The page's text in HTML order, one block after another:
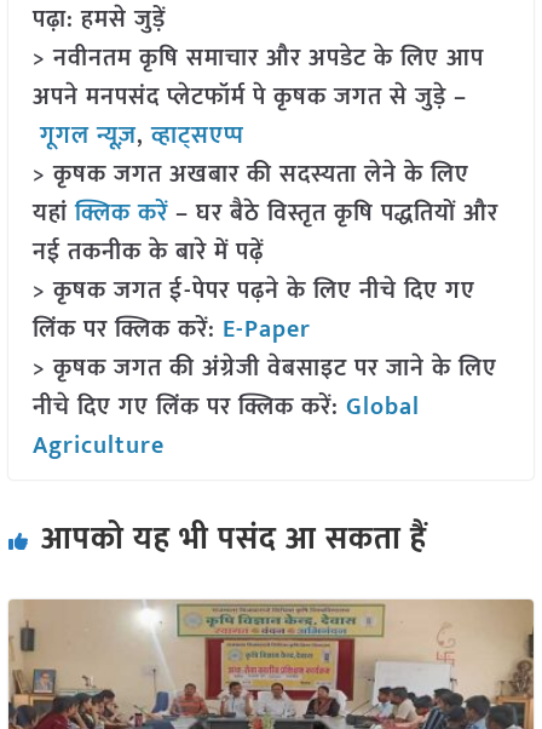
पढ़ा: हमसे जुड़ें
> नवीनतम कृषि समाचार और अपडेट के लिए आप
अपने मनपसंद प्लेटफॉर्म पे कृषक जगत से जुड़े –
गूगल न्यूज़,व्हाट्सएप्प
> कृषक जगत अखबार की सदस्यता लेने के लिए
यहांक्लिक करें– घर बैठे विस्तृत कृषि पद्धतियों और
नई तकनीक के बारे में पढ़ें
> कृषक जगत ई-पेपर पढ़ने के लिए नीचे दिए गए
लिंक पर क्लिक करें: E-Paper
> कृषक जगत की अंग्रेजी वेबसाइट पर जाने के लिए
नीचे दिए गए लिंक पर क्लिक करें: Global
Agriculture
आपको यह भी पसंद आ सकता हैं